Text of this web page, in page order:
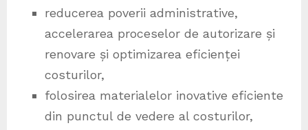
reducerea poverii administrative,
accelerarea proceselor de autorizare și
renovare și optimizarea eficienței
costurilor,
folosirea materialelor inovative eficiente
din punctul de vedere al costurilor,